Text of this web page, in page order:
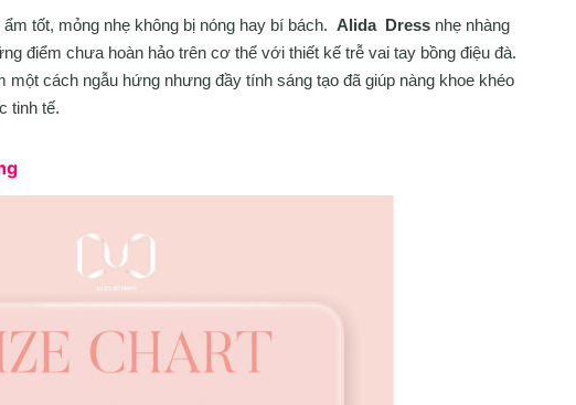
tốt, mỏng nhẹ không bị nóng hay bí bách. Alida Dress nhẹ nhàng
điểm chưa hoàn hảo trên cơ thể với thiết kế trễ vai tay bồng điệu đà.
một cách ngẫu hứng nhưng đầy tính sáng tạo đã giúp nàng khoe khéo
tinh tế.